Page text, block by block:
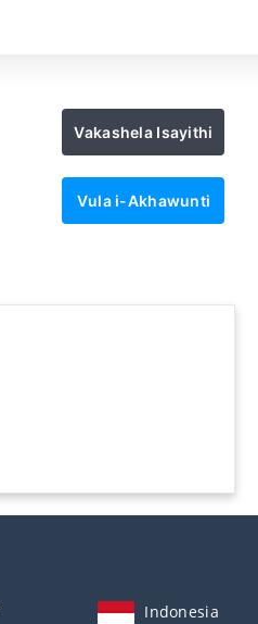
Vakashela Isayithi
Vula i-Akhawunti
Indonesia